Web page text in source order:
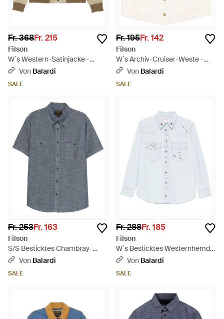
Fr. 368Fr. 215
Filson
W`s Western-Satinjacke -
Natur
Von Balardi
SALE
Fr. 195Fr. 142
Filson
W`s Archiv-Cruiser-Weste -
WeißVon Balardi
SALE
Fr. 253Fr. 163
Filson
S/S Besticktes Chambray-
Hemd - Blau
Von Balardi
SALE
Fr. 288Fr. 185
Filson
W`s Besticktes Westernhemd -
WeißVon Balardi
SALE